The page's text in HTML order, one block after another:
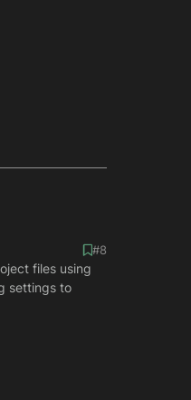
#8
files using
settings to